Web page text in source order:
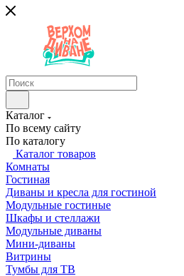
Каталог
По всему сайту
По каталогу
Каталог товаров
Комнаты
Гостиная
Диваны и кресла для гостиной
Модульные гостиные
Шкафы и стеллажи
Модульные диваны
Мини-диваны
Витрины
Тумбы для ТВ